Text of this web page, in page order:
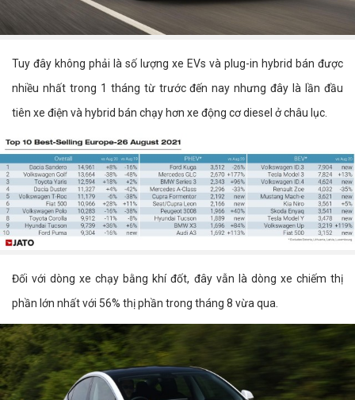
Tuy đây không phải là số lượng xe EVs và plug-in hybrid bán được
nhiều nhất trong 1 tháng từ trước đến nay nhưng đây là lần đầu
tiên xe điện và hybrid bán chạy hơn xe động cơ diesel ở châu lục.
Đối với dòng xe chạy bằng khí đốt, đây vẫn là dòng xe chiếm thị
phần lớn nhất với 56% thị phần trong tháng 8 vừa qua.